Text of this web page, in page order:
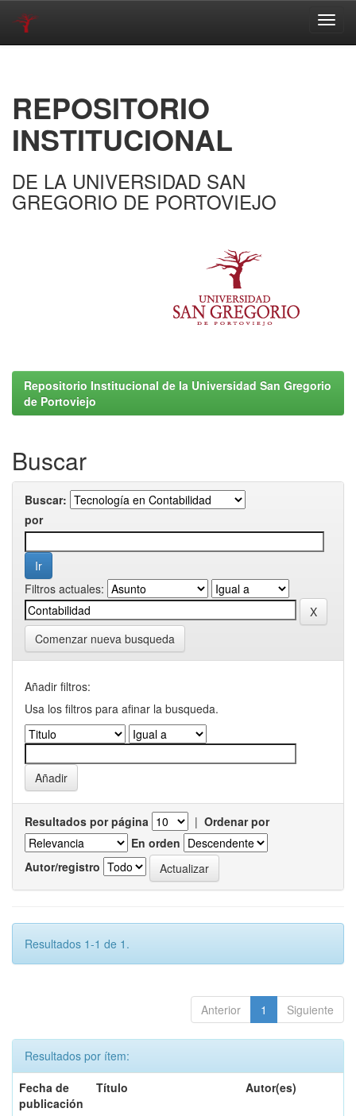
REPOSITORIO
INSTITUCIONAL
DE LA UNIVERSIDAD SAN
GREGORIO DE PORTOVIEJO
Repositorio Institucional de la Universidad San Gregorio
de Portoviejo
Buscar
Buscar:
por
Filtros actuales:
Comenzar nueva busqueda
Añadir filtros:
Usa los filtros para afinar la busqueda.
Resultados por página | Ordenar por
En orden
Autor/registro
Resultados 1-1 de 1.
Anterior 1 Siguiente
Resultados por ítem:
Fecha de
publicación
Título Autor(es)